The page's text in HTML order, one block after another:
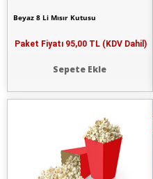
Beyaz 8 Li Mısır Kutusu
Paket Fiyatı 95,00 TL (KDV Dahil)
Sepete Ekle